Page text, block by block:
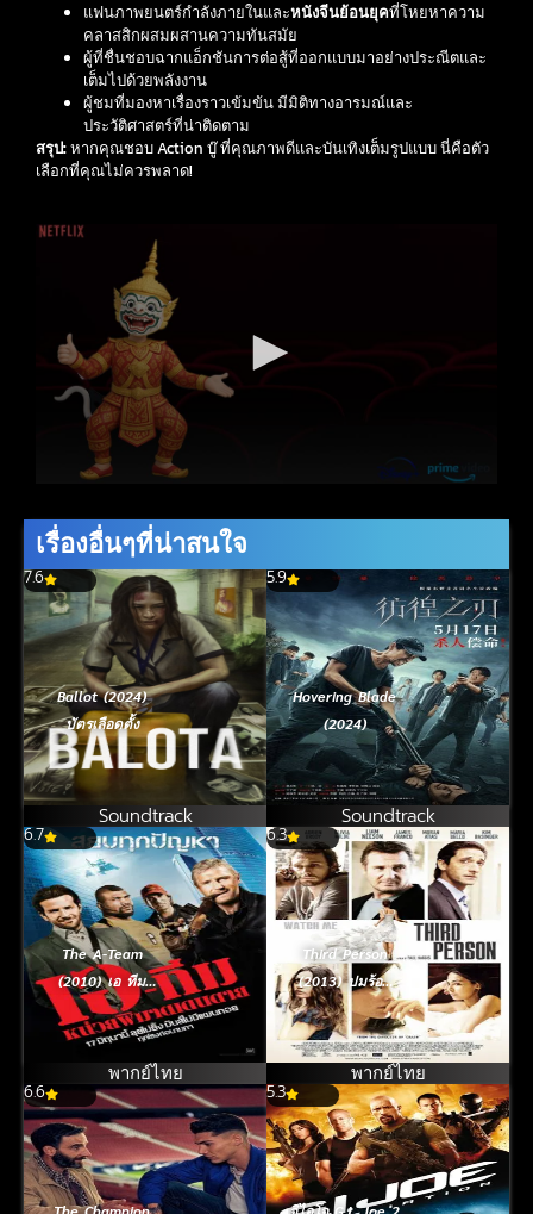
แฟนภาพยนตร์กำลังภายในและหนังจีนย้อนยุคที่โหยหาความ
คลาสสิกผสมผสานความทันสมัย
ผู้ที่ชื่นชอบฉากแอ็กชันการต่อสู้ที่ออกแบบมาอย่างประณีตและ
เต็มไปด้วยพลังงาน
ผู้ชมที่มองหาเรื่องราวเข้มข้น มีมิติทางอารมณ์และ
ประวัติศาสตร์ที่น่าติดตาม
สรุป:หากคุณชอบ Action บู๊ ที่คุณภาพดีและบันเทิงเต็มรูปแบบ นี่คือตัว
เลือกที่คุณไม่ควรพลาด!
เรื่องอื่นๆที่น่าสนใจ
7.6
Ballot (2024)
บัตรเลือดตั้ง
Soundtrack
5.9
Hovering Blade
(2024)
Soundtrack
6.7
The A-Team
(2010) เอ ทีม
หน่วยพิฆาต
เดนตาย
พากย์ไทย
6.3
Third Person
(2013) ปมร้อน
ซ่อนรัก
พากย์ไทย
6.6
The Champion
5.3
จีไอโจ G.I. Joe 2